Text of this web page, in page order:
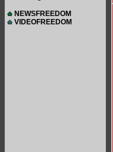
NEWSFREEDOM
VIDEOFREEDOM